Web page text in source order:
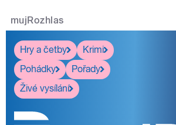
mujRozhlas
Hry a četby
Krimi
Pohádky
Pořady
Živé vysílání